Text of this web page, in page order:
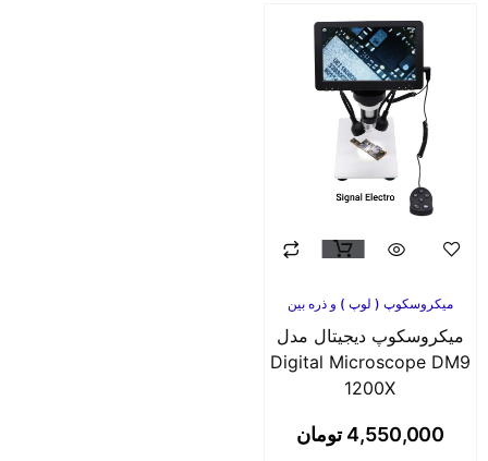
میکروسکوپ ( لوپ ) و ذره بین
میکروسکوپ دیجیتال مدل
Digital Microscope DM9
1200X
4,550,000 تومان